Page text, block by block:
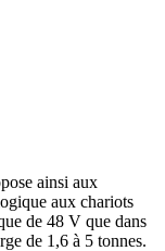
ainsi aux
aux chariots
de 48 V que dans
de 1,6 à 5 tonnes.